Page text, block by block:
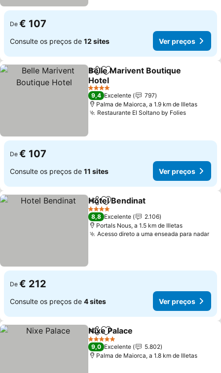
De € 107
Consulte os preços de 12 sites Ver preços
PartilharAdicionar aos favoritos
Belle Marivent Boutique
Hotel
4 Estrelas
9,4 Excelente
797
Palma de Maiorca, a 1.9 km de Illetas
Restaurante El Soltano by Folies
De € 107
Consulte os preços de 11 sites Ver preços
PartilharAdicionar aos favoritos
Hotel Bendinat
4 Estrelas
8,8 Excelente
2.106
Portals Nous, a 1.5 km de Illetas
Acesso direto a uma enseada para nadar
De € 212
Consulte os preços de 4 sites Ver preços
PartilharAdicionar aos favoritos
Nixe Palace
5 Estrelas
9,0 Excelente
5.802
Palma de Maiorca, a 1.8 km de Illetas